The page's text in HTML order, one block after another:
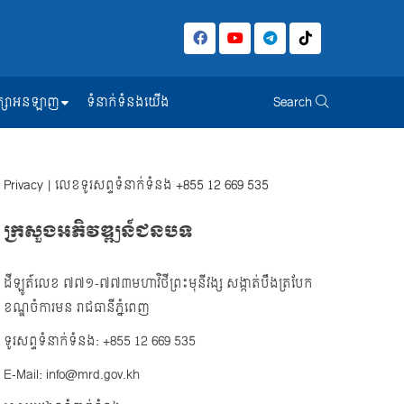
សាអនឡាញ ទំនាក់ទំនងយើង Search
Privacy | លេខទូរសព្ទទំនាក់ទំនង +855 12 669 535
ក្រសួងអភិវឌ្ឍន៍ជនបទ
ដីឡូត៍លេខ ៧៧១-៧៧៣មហាវិថីព្រះមុនីវង្ស សង្កាត់បឹងត្របែក
ខណ្ឌចំការមន រាជធានីភ្នំពេញ
ទូរសព្ទទំនាក់ទំនង: +855 12 669 535
E-Mail: info@mrd.gov.kh